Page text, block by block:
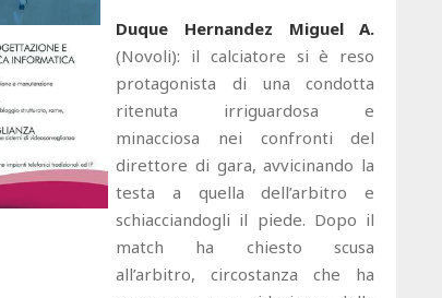
Duque Hernandez Miguel A.
(Novoli): il calciatore si è reso
protagonista di una condotta
ritenuta irriguardosa e
minacciosa nei confronti del
direttore di gara, avvicinando la
testa a quella dell’arbitro e
schiacciandogli il piede. Dopo il
match ha chiesto scusa
all’arbitro, circostanza che ha